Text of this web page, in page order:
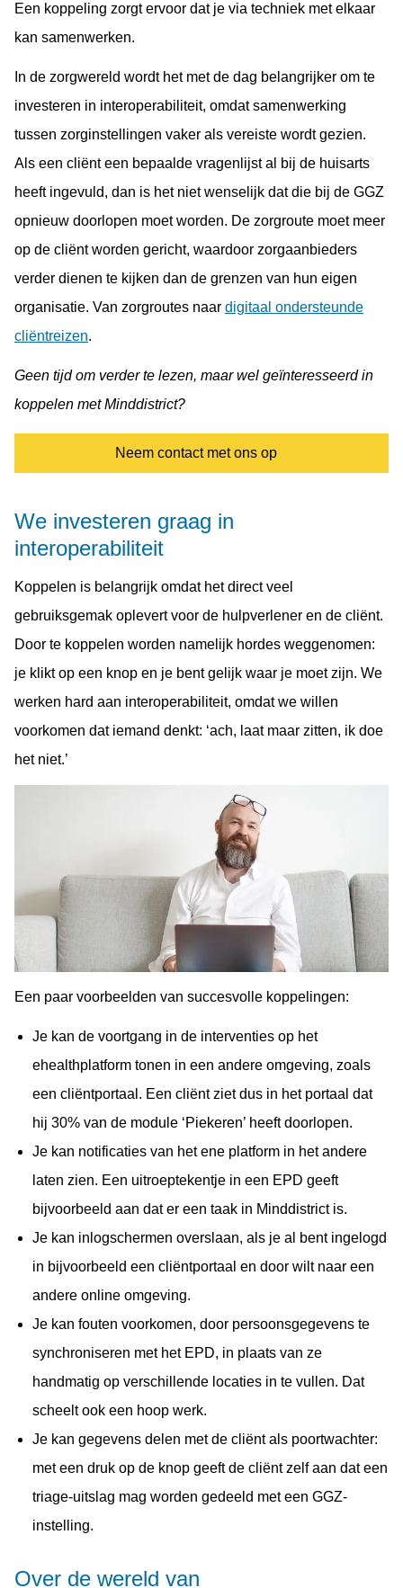
Een koppeling zorgt ervoor dat je via techniek met elkaar
kan samenwerken.
In de zorgwereld wordt het met de dag belangrijker om te
investeren in interoperabiliteit, omdat samenwerking
tussen zorginstellingen vaker als vereiste wordt gezien.
Als een cliënt een bepaalde vragenlijst al bij de huisarts
heeft ingevuld, dan is het niet wenselijk dat die bij de GGZ
opnieuw doorlopen moet worden. De zorgroute moet meer
op de cliënt worden gericht, waardoor zorgaanbieders
verder dienen te kijken dan de grenzen van hun eigen
organisatie. Van zorgroutes naar digitaal ondersteunde
cliëntreizen.
Geen tijd om verder te lezen, maar wel geïnteresseerd in
koppelen met Minddistrict?
Neem contact met ons op
We investeren graag in
interoperabiliteit
Koppelen is belangrijk omdat het direct veel
gebruiksgemak oplevert voor de hulpverlener en de cliënt.
Door te koppelen worden namelijk hordes weggenomen:
je klikt op een knop en je bent gelijk waar je moet zijn. We
werken hard aan interoperabiliteit, omdat we willen
voorkomen dat iemand denkt: ‘ach, laat maar zitten, ik doe
het niet.’
Een paar voorbeelden van succesvolle koppelingen:
Je kan de voortgang in de interventies op het
ehealthplatform tonen in een andere omgeving, zoals
een cliëntportaal. Een cliënt ziet dus in het portaal dat
hij 30% van de module ‘Piekeren’ heeft doorlopen.
Je kan notificaties van het ene platform in het andere
laten zien. Een uitroeptekentje in een EPD geeft
bijvoorbeeld aan dat er een taak in Minddistrict is.
Je kan inlogschermen overslaan, als je al bent ingelogd
in bijvoorbeeld een cliëntportaal en door wilt naar een
andere online omgeving.
Je kan fouten voorkomen, door persoonsgegevens te
synchroniseren met het EPD, in plaats van ze
handmatig op verschillende locaties in te vullen. Dat
scheelt ook een hoop werk.
Je kan gegevens delen met de cliënt als poortwachter:
met een druk op de knop geeft de cliënt zelf aan dat een
triage-uitslag mag worden gedeeld met een GGZ-
instelling.
Over de wereld van